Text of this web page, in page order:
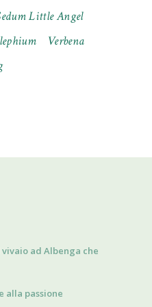
Little Angel
Verbena
ad Albenga che
alla passione